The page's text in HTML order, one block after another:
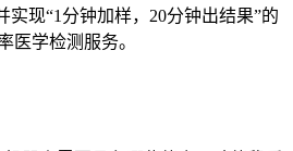
实现“1分钟加样，20分钟出结果”的
医学检测服务。